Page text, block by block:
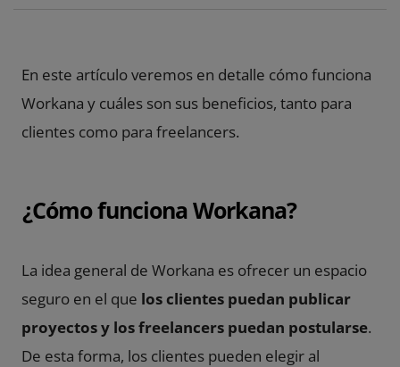
En este artículo veremos en detalle cómo funciona
Workana y cuáles son sus beneficios, tanto para
clientes como para freelancers.
¿Cómo funciona Workana?
La idea general de Workana es ofrecer un espacio
seguro en el que los clientes puedan publicar
proyectos y los freelancers puedan postularse.
De esta forma, los clientes pueden elegir al